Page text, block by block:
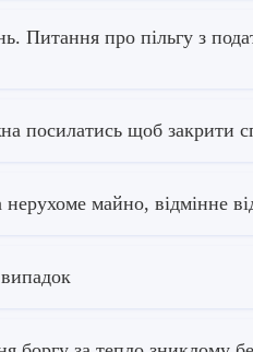
Питання про пільгу з
посилатись щоб закрити
майно, відмінне